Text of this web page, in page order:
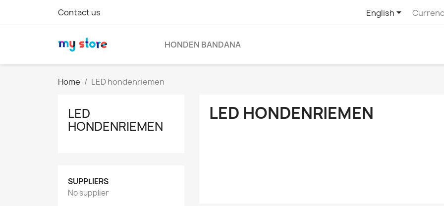
Contact us English
HONDEN BANDANA
Home LED hondenriemen
LED
HONDENRIEMEN
SUPPLIERS
No supplier
LED HONDENRIEMEN